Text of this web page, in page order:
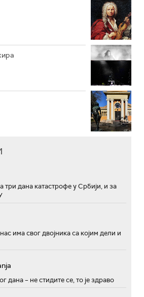
три дана катастрофе у Србији, и за
има свог двојника са којим дели и
дана – не стидите се, то је здраво